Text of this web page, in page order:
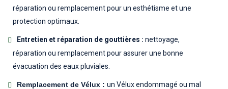
réparation ou remplacement pour un esthétisme et une
protection optimaux.
Entretien et réparation de gouttières : nettoyage,
réparation ou remplacement pour assurer une bonne
évacuation des eaux pluviales.
Remplacement de Vélux : un Vélux endommagé ou mal